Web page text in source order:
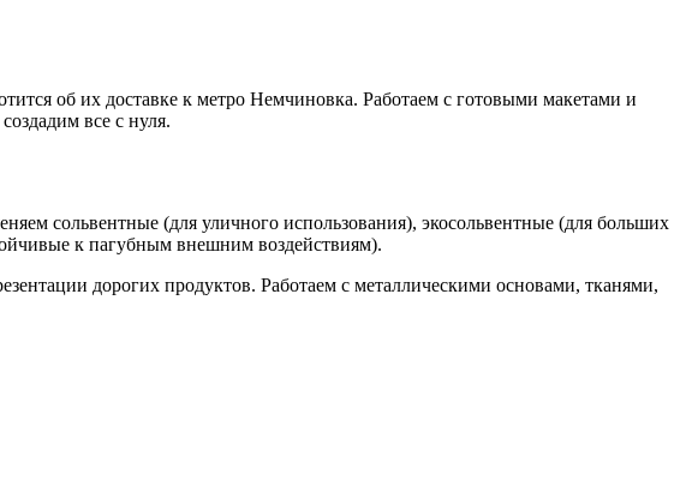
об их доставке к метро Немчиновка. Работаем с готовыми макетами и
все с нуля.
сольвентные (для уличного использования), экосольвентные (для больших
к пагубным внешним воздействиям).
дорогих продуктов. Работаем с металлическими основами, тканями,